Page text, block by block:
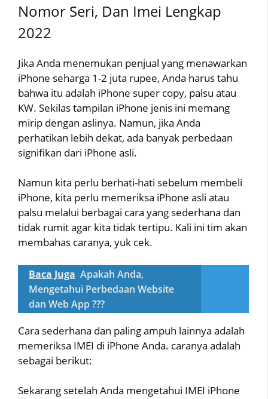
Nomor Seri, Dan Imei Lengkap
2022
Jika Anda menemukan penjual yang menawarkan
iPhone seharga 1-2 juta rupee, Anda harus tahu
bahwa itu adalah iPhone super copy, palsu atau
KW. Sekilas tampilan iPhone jenis ini memang
mirip dengan aslinya. Namun, jika Anda
perhatikan lebih dekat, ada banyak perbedaan
signifikan dari iPhone asli.
Namun kita perlu berhati-hati sebelum membeli
iPhone, kita perlu memeriksa iPhone asli atau
palsu melalui berbagai cara yang sederhana dan
tidak rumit agar kita tidak tertipu. Kali ini tim akan
membahas caranya, yuk cek.
Baca Juga Apakah Anda,
Mengetahui Perbedaan Website
dan Web App ???
Cara sederhana dan paling ampuh lainnya adalah
memeriksa IMEI di iPhone Anda. caranya adalah
sebagai berikut:
Sekarang setelah Anda mengetahui IMEI iPhone